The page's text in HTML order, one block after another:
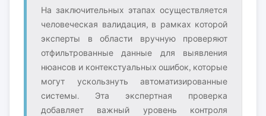
На заключительных этапах осуществляется
человеческая валидация, в рамках которой
эксперты в области вручную проверяют
отфильтрованные данные для выявления
нюансов и контекстуальных ошибок, которые
могут ускользнуть автоматизированные
системы. Эта экспертная проверка
добавляет важный уровень контроля